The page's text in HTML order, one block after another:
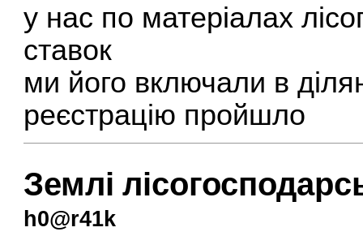
у нас по матеріалах
ставок
ми його включали в
реєстрацію пройшло
Землі
h0@r41k